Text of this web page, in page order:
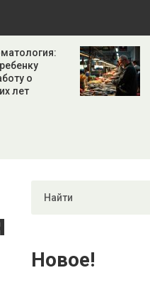
о
лет
Новое!